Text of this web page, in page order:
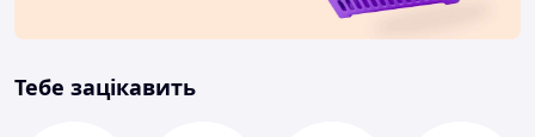
Тебе зацікавить